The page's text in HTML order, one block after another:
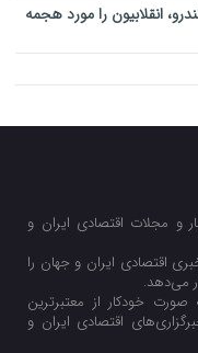
انقلابیون را مورد هجمه
و مجلات اقتصادی ایران و
اقتصادی ایران و جهان را
می‌‌دهد.
صورت خودکار از معتبرترین
اقتصادی ایران و